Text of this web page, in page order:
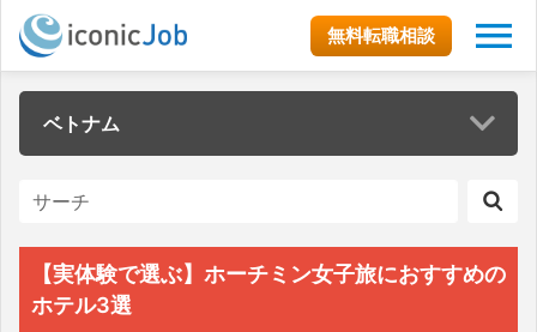
無料転職相談
ベトナム
【実体験で選ぶ】ホーチミン女子旅におすすめの
ホテル3選